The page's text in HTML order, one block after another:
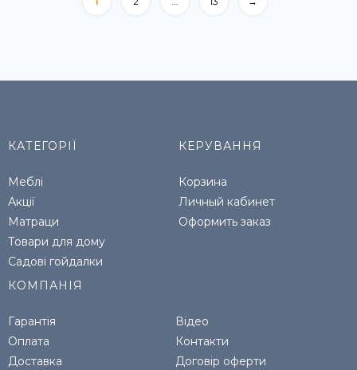
КАТЕГОРІЇ
Меблі
Акції
Матраци
Товари для дому
Садові гойдалки
КЕРУВАННЯ
Корзина
Личный кабинет
Оформить заказ
КОМПАНІЯ
Гарантія
Оплата
Доставка
Відео
Контакти
Договір оферти